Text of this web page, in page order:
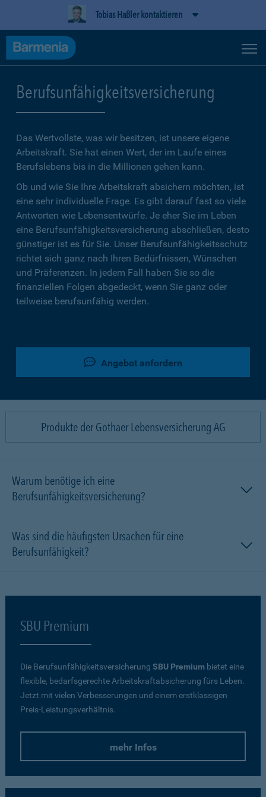
Tobias Haßler kontaktieren
Berufsunfähigkeitsversicherung
Das Wertvollste, was wir besitzen, ist unsere eigene
Arbeitskraft. Sie hat einen Wert, der im Laufe eines
Berufslebens bis in die Millionen gehen kann.
Ob und wie Sie Ihre Arbeitskraft absichern möchten, ist
eine sehr individuelle Frage. Es gibt darauf fast so viele
Antworten wie Lebensentwürfe. Je eher Sie im Leben
eine Berufsunfähigkeitsversicherung abschließen, desto
günstiger ist es für Sie. Unser Berufsunfähigkeitsschutz
richtet sich ganz nach Ihren Bedürfnissen, Wünschen
und Präferenzen. In jedem Fall haben Sie so die
finanziellen Folgen abgedeckt, wenn Sie ganz oder
teilweise berufsunfähig werden.
Angebot anfordern
Produkte der Gothaer Lebensversicherung AG
Warum benötige ich eine
Berufsunfähigkeitsversicherung?
Was sind die häufigsten Ursachen für eine
Berufsunfähigkeit?
SBU Premium
Die Berufsunfähigkeitsversicherung SBU Premium bietet eine
flexible, bedarfsgerechte Arbeitskraftabsicherung fürs Leben.
Jetzt mit vielen Verbesserungen und einem erstklassigen
Preis-Leistungsverhältnis.
mehr Infos